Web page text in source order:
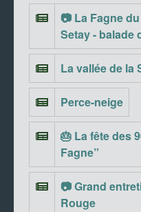
📷 La Fagne
Setay - balade
La vallée de la
Perce-neige
🎂 La fête des
Fagne”
📷 Grand
Rouge